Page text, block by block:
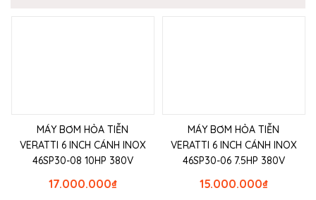
MÁY BƠM HỎA TIỄN
VERATTI 6 INCH CÁNH INOX
46SP30-08 10HP 380V
₫
17.000.000
MÁY BƠM HỎA TIỄN
VERATTI 6 INCH CÁNH INOX
46SP30-06 7.5HP 380V
₫
15.000.000